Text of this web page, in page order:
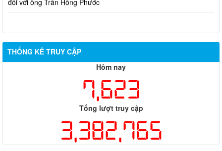
THỐNG KÊ TRUY CẬP
Hôm nay
7,623
Tổng lượt truy cập
3,382,765